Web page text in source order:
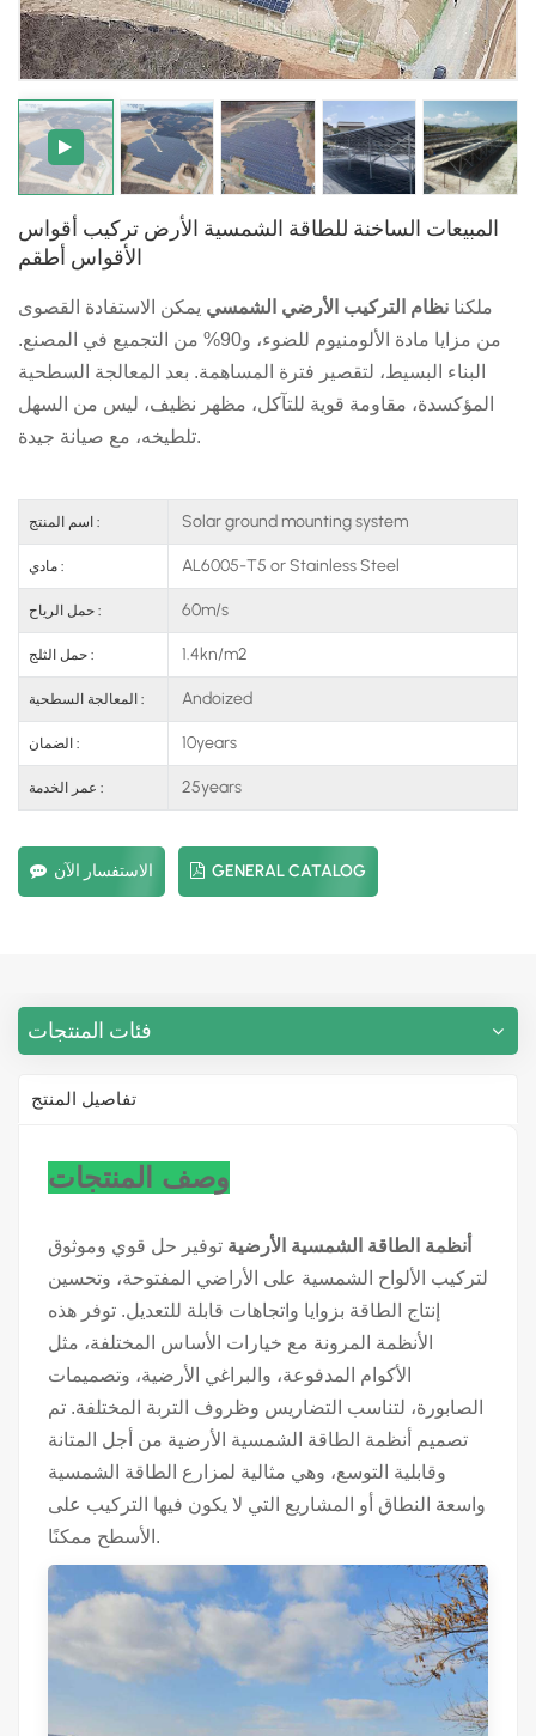
日本語
المبيعات الساخنة للطاقة الشمسية الأرض تركيب أقواس
الأقواس أطقم
ملكنا نظام التركيب الأرضي الشمسي يمكن الاستفادة القصوى
من مزايا مادة الألومنيوم للضوء، و90% من التجميع في المصنع.
البناء البسيط، لتقصير فترة المساهمة. بعد المعالجة السطحية
المؤكسدة، مقاومة قوية للتآكل، مظهر نظيف، ليس من السهل
تلطيخه، مع صيانة جيدة.
اسم المنتج : Solar ground mounting system
مادي : AL6005-T5 or Stainless Steel
حمل الرياح : 60m/s
حمل الثلج : 1.4kn/m2
المعالجة السطحية : Andoized
الضمان : 10years
عمر الخدمة : 25years
الاستفسار الآن GENERAL CATALOG
فئات المنتجات
تفاصيل المنتج
وصف المنتجات
أنظمة الطاقة الشمسية الأرضية توفير حل قوي وموثوق
لتركيب الألواح الشمسية على الأراضي المفتوحة، وتحسين
إنتاج الطاقة بزوايا واتجاهات قابلة للتعديل. توفر هذه
الأنظمة المرونة مع خيارات الأساس المختلفة، مثل
الأكوام المدفوعة، والبراغي الأرضية، وتصميمات
الصابورة، لتناسب التضاريس وظروف التربة المختلفة. تم
تصميم أنظمة الطاقة الشمسية الأرضية من أجل المتانة
وقابلية التوسع، وهي مثالية لمزارع الطاقة الشمسية
واسعة النطاق أو المشاريع التي لا يكون فيها التركيب على
الأسطح ممكنًا.